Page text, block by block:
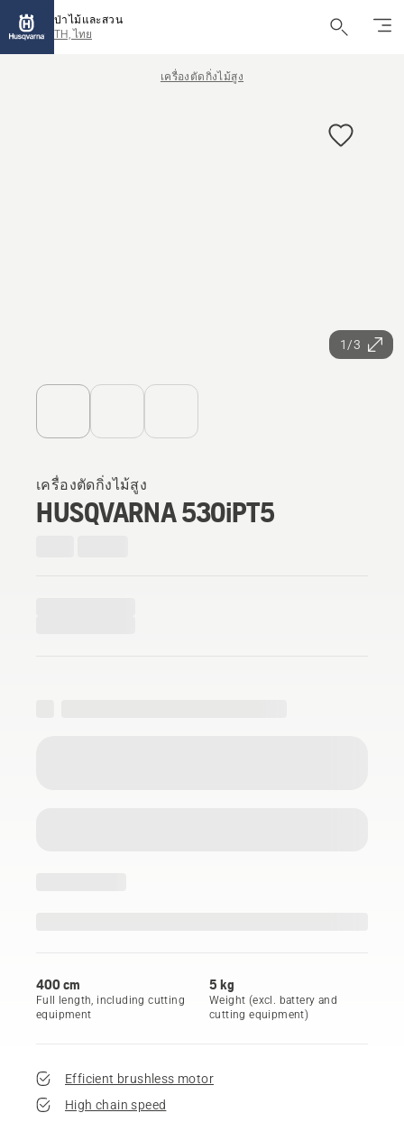
ป่าไม้และสวน
TH, ไทย
เครื่องตัดกิ่งไม้สูง
1/3
เครื่องตัดกิ่งไม้สูง
HUSQVARNA 530iPT5
400 cm
Full length, including cutting
equipment
5 kg
Weight (excl. battery and
cutting equipment)
Efficient brushless motor
High chain speed